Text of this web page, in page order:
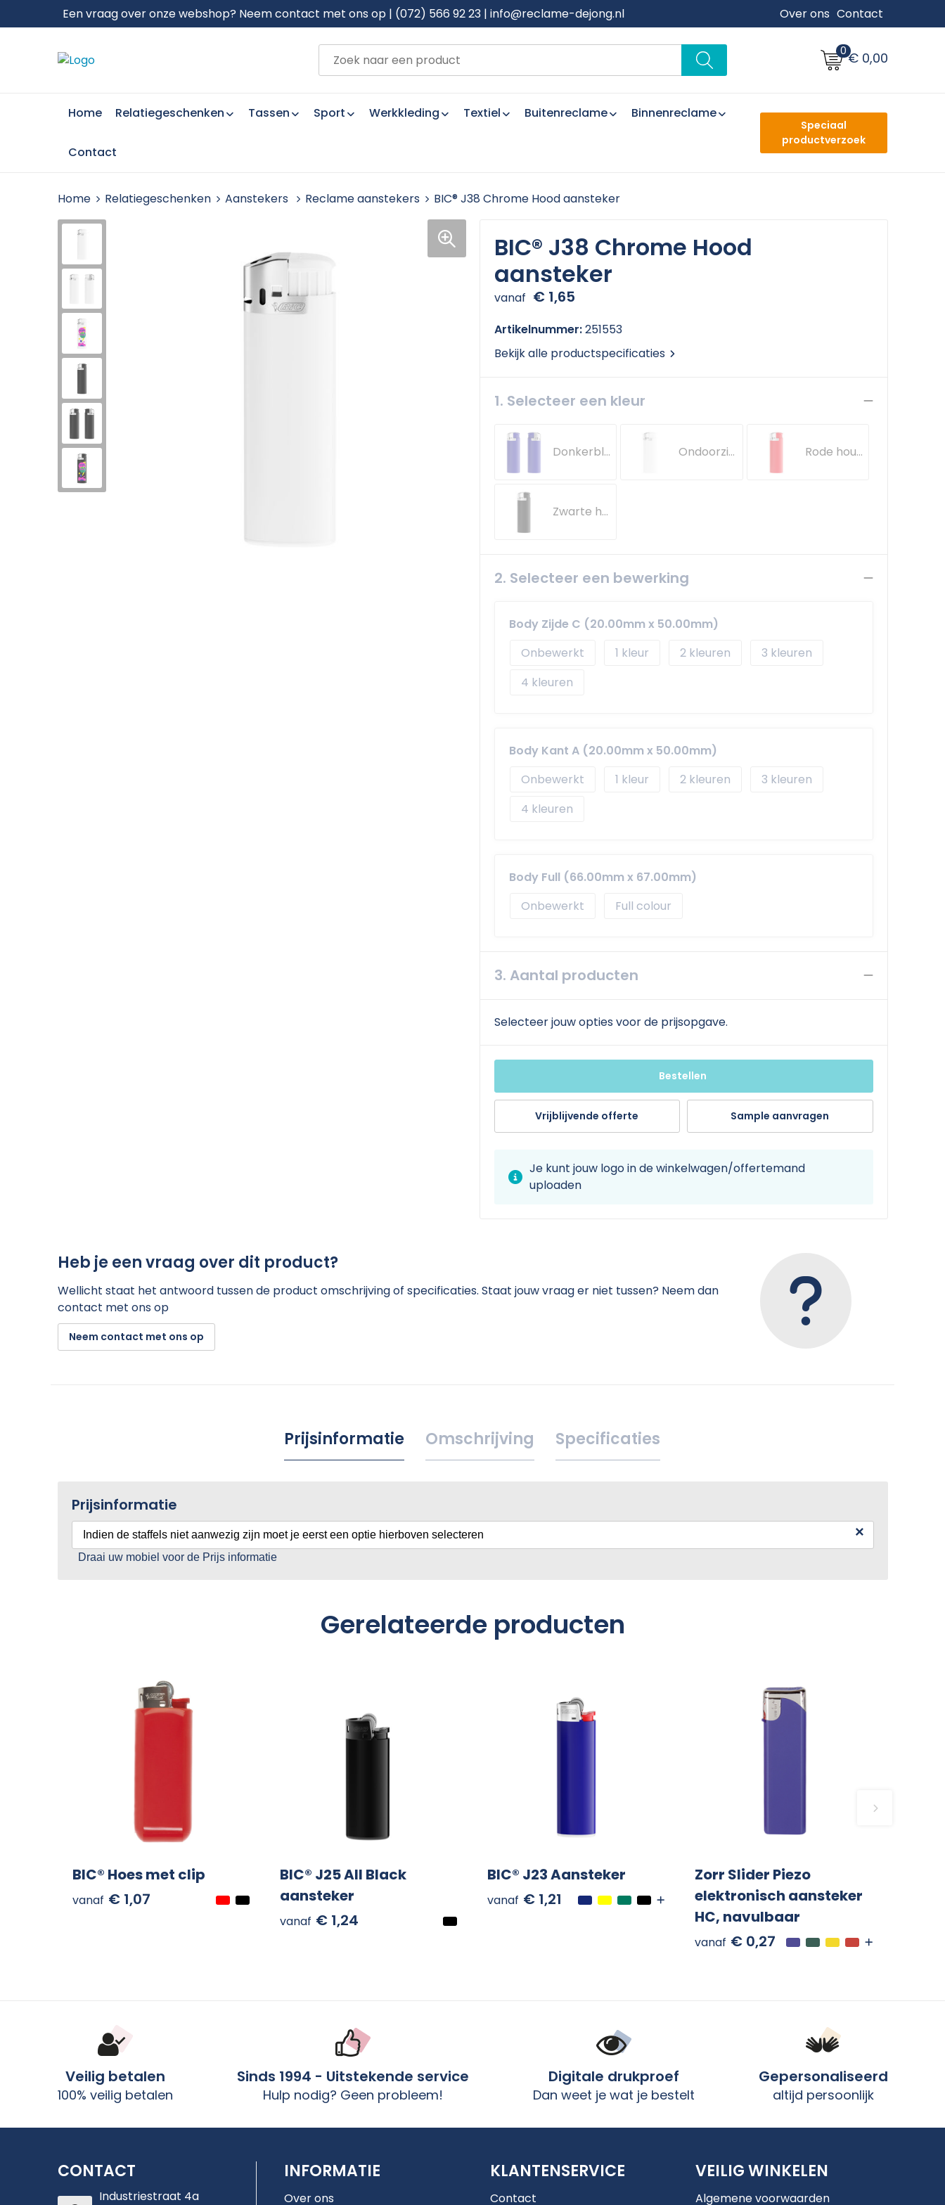
Een vraag over onze webshop? Neem contact met ons op | (072) 566 92 23 | info@reclame-dejong.nl Over ons Contact
0€ 0,00
Home Relatiegeschenken Tassen Sport Werkkleding Textiel Buitenreclame Binnenreclame
Contact
Speciaal
productverzoek
Home Relatiegeschenken Aanstekers Reclame aanstekers BIC® J38 Chrome Hood aansteker
BIC® J38 Chrome Hood
aansteker
vanaf € 1,65
Artikelnummer:251553
Bekijk alle productspecificaties
1. Selecteer een kleur
Donkerblauwe houder - basis - drukknopje - chroomkap Ondoorzichtige witte houder, witte basis, op. wit drukknopje , chroomkap Rode houder- rode basis - rood drukknopje - chroomkap
Zwarte houder, basis, drukknopje / chroomkap
2. Selecteer een bewerking
Body Zijde C (20.00mm x 50.00mm)
Onbewerkt
1 2
3
4
Body Kant A (20.00mm x 50.00mm)
Onbewerkt
1 2
3
4
Body Full (66.00mm x 67.00mm)
Onbewerkt
Full colour
3. Aantal producten
Selecteer jouw opties voor de prijsopgave.
Bestellen
Vrijblijvende offerte Sample aanvragen
Je kunt jouw logo in de winkelwagen/offertemand
uploaden
Heb je een vraag over dit product?
Wellicht staat het antwoord tussen de product omschrijving of specificaties. Staat jouw vraag er niet tussen? Neem dan
contact met ons op
Neem contact met ons op
Prijsinformatie Omschrijving Specificaties
Prijsinformatie
Indien de staffels niet aanwezig zijn moet je eerst een optie hierboven selecteren ×
Draai uw mobiel voor de Prijs informatie
Gerelateerde producten
BIC® Hoes met clip
vanaf € 1,07
BIC® J25 All Black
aansteker
vanaf € 1,24
BIC® J23 Aansteker
vanaf € 1,21
Zorr Slider Piezo
elektronisch aansteker
HC, navulbaar
vanaf € 0,27
Veilig betalen
100% veilig betalen
Sinds 1994 - Uitstekende service
Hulp nodig? Geen probleem!
Digitale drukproef
Dan weet je wat je bestelt
Gepersonaliseerd
altijd persoonlijk
CONTACT
Industriestraat 4a
INFORMATIE
Over ons
KLANTENSERVICE
Contact
VEILIG WINKELEN
Algemene voorwaarden